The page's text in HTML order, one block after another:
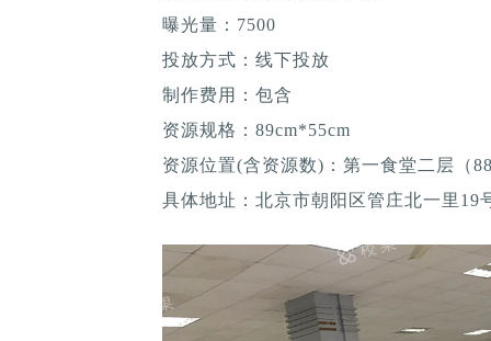
曝光量：7500
投放方式：线下投放
制作费用：包含
资源规格：89cm*55cm
资源位置(含资源数)：第一食堂二层（
具体地址：北京市朝阳区管庄北一里19